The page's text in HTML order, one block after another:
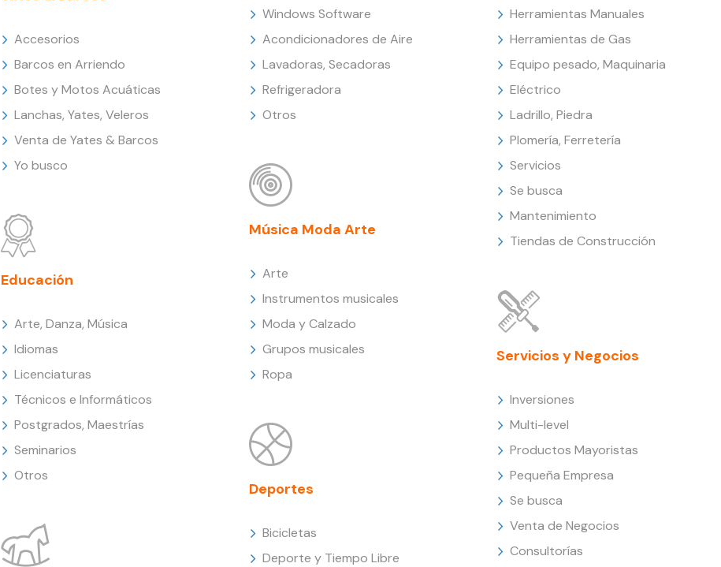
Accesorios
Barcos en Arriendo
Botes y Motos Acuáticas
Lanchas, Yates, Veleros
Venta de Yates & Barcos
Yo busco
Educación
Arte, Danza, Música
Idiomas
Licenciaturas
Técnicos e Informáticos
Postgrados, Maestrías
Seminarios
Otros
Windows Software
Acondicionadores de Aire
Lavadoras, Secadoras
Refrigeradora
Otros
Música Moda Arte
Arte
Instrumentos musicales
Moda y Calzado
Grupos musicales
Ropa
Deportes
Bicicletas
Deporte y Tiempo Libre
Herramientas Manuales
Herramientas de Gas
Equipo pesado, Maquinaria
Eléctrico
Ladrillo, Piedra
Plomería, Ferretería
Servicios
Se busca
Mantenimiento
Tiendas de Construcción
Servicios y Negocios
Inversiones
Multi-level
Productos Mayoristas
Pequeña Empresa
Se busca
Venta de Negocios
Consultorías